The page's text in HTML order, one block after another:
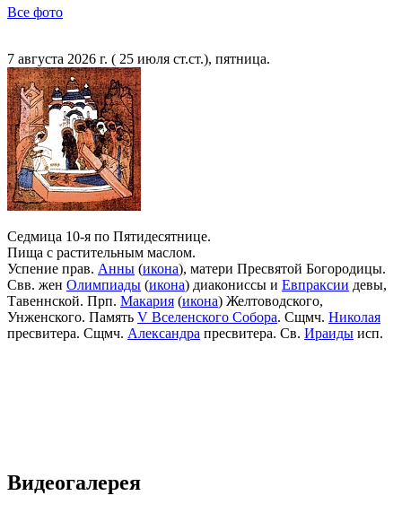
Все фото
7 августа 2026 г. ( 25 июля ст.ст.), пятница.
Седмица 10-я по Пятидесятнице.
Пища с растительным маслом.
Успение прав. Анны (икона), матери Пресвятой Богородицы.
Свв. жен Олимпиады (икона) диакониссы и Евпраксии девы,
Тавеннской. Прп. Макария (икона) Желтоводского,
Унженского. Память V Вселенского Собора. Сщмч. Николая
пресвитера. Сщмч. Александра пресвитера. Св. Ираиды исп.
Видеогалерея